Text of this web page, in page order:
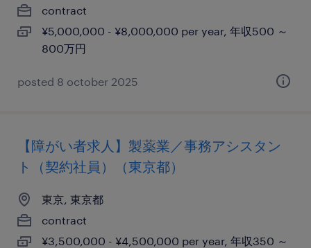
contract
¥5,000,000 - ¥8,000,000 per year, 年収500 ～
800万円
posted 8 october 2025
【障がい者求人】製薬業／事務アシスタン
ト（契約社員）（東京都）
東京, 東京都
contract
¥3,500,000 - ¥4,500,000 per year, 年収350 ～